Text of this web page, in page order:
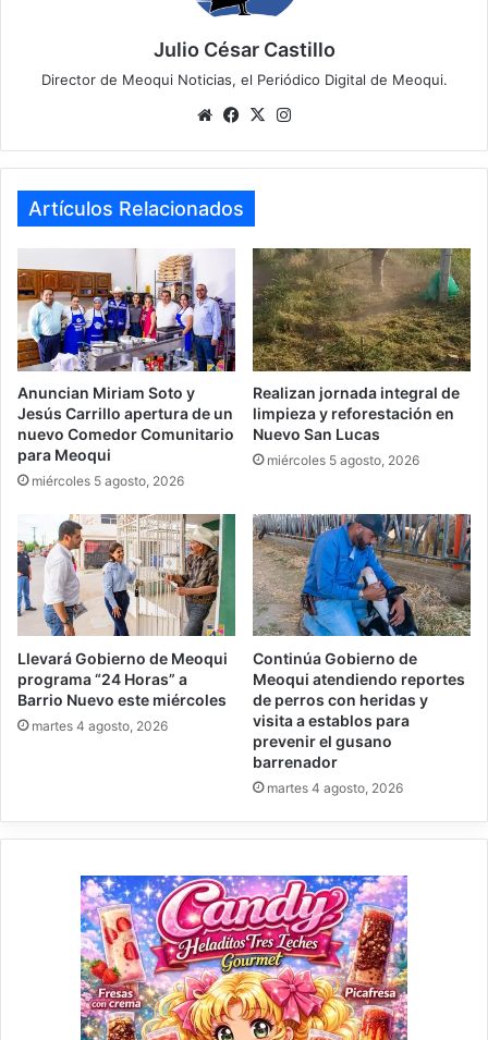
Julio César Castillo
Director de Meoqui Noticias, el Periódico Digital de Meoqui.
We
te
Fa
bo
ok
X
ra
Artículos Relacionados
Anuncian Miriam Soto y
Jesús Carrillo apertura de un
nuevo Comedor Comunitario
para Meoqui
miércoles 5 agosto, 2026
Realizan jornada integral de
limpieza y reforestación en
Nuevo San Lucas
miércoles 5 agosto, 2026
Llevará Gobierno de Meoqui
programa “24 Horas” a
Barrio Nuevo este miércoles
martes 4 agosto, 2026
Continúa Gobierno de
Meoqui atendiendo reportes
de perros con heridas y
visita a establos para
prevenir el gusano
barrenador
martes 4 agosto, 2026